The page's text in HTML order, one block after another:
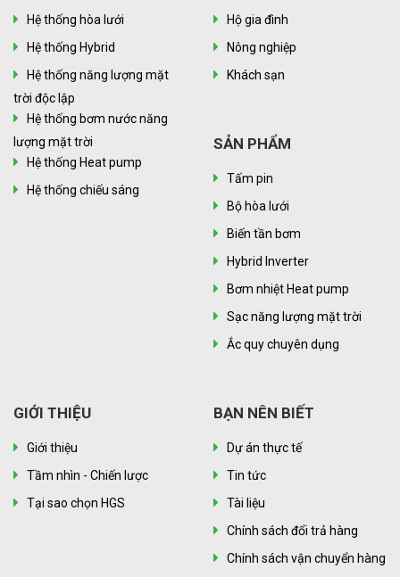
Hệ thống hòa lưới
Hệ thống Hybrid
Hệ thống năng lượng mặt
trời độc lập
Hệ thống bơm nước năng
lượng mặt trời
Hệ thống Heat pump
Hệ thống chiếu sáng
Hộ gia đình
Nông nghiệp
Khách sạn
SẢN PHẨM
Tấm pin
Bộ hòa lưới
Biến tần bơm
Hybrid Inverter
Bơm nhiệt Heat pump
Sạc năng lượng mặt trời
Ắc quy chuyên dụng
GIỚI THIỆU
Giới thiệu
Tầm nhìn - Chiến lược
Tại sao chọn HGS
BẠN NÊN BIẾT
Dự án thực tế
Tin tức
Tài liệu
Chính sách đổi trả hàng
Chính sách vận chuyển hàng